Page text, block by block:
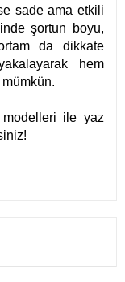
sade ama etkili
şortun boyu,
da dikkate
hem
ile yaz